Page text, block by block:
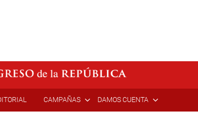
CAMPAÑAS DAMOS CUENTA